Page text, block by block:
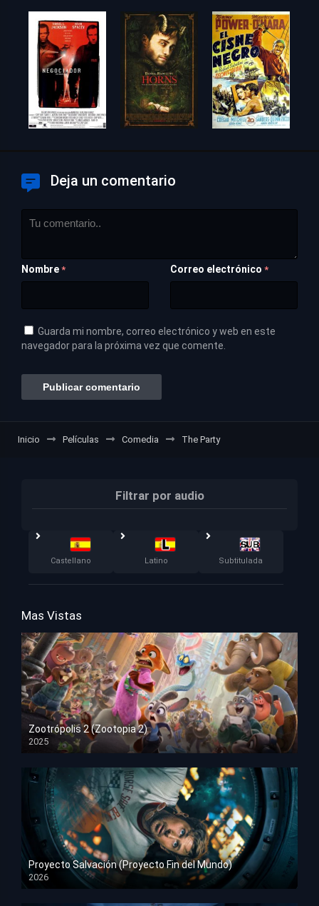
Deja un comentario
Nombre * Correo electrónico *
Guarda mi nombre, correo electrónico y web en este
navegador para la próxima vez que comente.
Inicio Películas Comedia The Party
Filtrar por audio
Castellano Latino Subtitulada
Mas Vistas
Zootrópolis 2 (Zootopia 2)
2025
HD 1080p
Proyecto Salvación (Proyecto Fin del Mundo)
2026
HD 1080p